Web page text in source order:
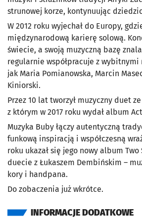
strunowej korze, kontynuując
W 2012 roku wyjechał do Europy,
międzynarodową karierę solową.
świecie, a swoją muzyczną bazę
regularnie współpracuje z
jak Maria Pomianowska, Marcin
Kiniorski.
Przez 10 lat tworzył muzyczny duet
z którym w 2017 roku wydał album
Muzyka Buby łączy autentyczną
funkową inspiracją i współczesną
roku ukazał się jego nowy album Two
duecie z Łukaszem Dembińskim –
kory i handpana.
Do zobaczenia już wkrótce.
INFORMACJE DODATKOWE